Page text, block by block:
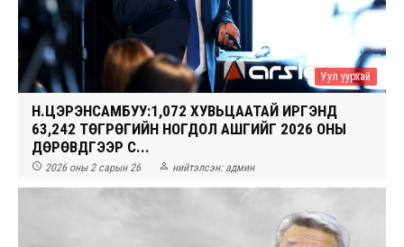
Уул уурхай
Н.ЦЭРЭНСАМБУУ:1,072 ХУВЬЦААТАЙ ИРГЭНД
63,242 ТӨГРӨГИЙН НОГДОЛ АШГИЙГ 2026 ОНЫ
ДӨРӨВДҮГЭЭР С...
 2026 оны 2 сарын 26  нийтэлсэн: админ